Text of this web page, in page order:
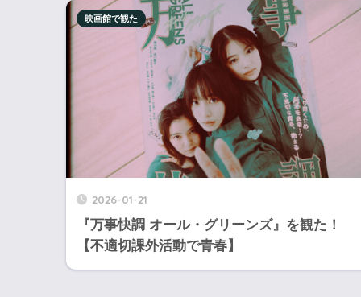
2026-01-21
『万事快調 オール・グリーンズ』を観た！
【不適切課外活動で青春】
映画館で観た